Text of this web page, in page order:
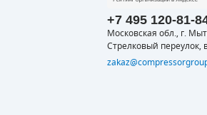
+7 495 120-81-
Московская обл., г.
Стрелковый переулок,